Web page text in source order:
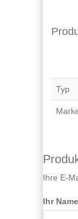
Typ
Ihre E-
Ihr Name